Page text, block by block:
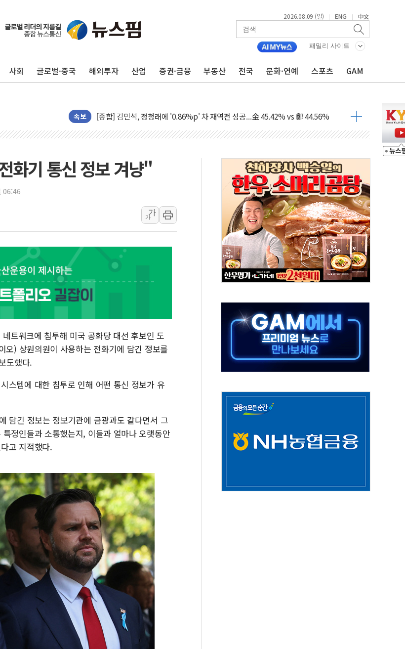
2026.08.09 (일) | ENG | 中文
패밀리 사이트
사회 글로벌·중국 해외투자 산업 증권·금융 부동산 전국 문화·연예 스포츠 GAM
속보
포항시 재난예산 40억 긴급 투입…고수온 양식장 복구·지원 '총력'
[종합] 김민석, 정청래에 '0.86%p' 차 재역전 성공...金 45.42% vs 鄭 44.56%
인천 합동연설회 나선 송영길·정청래·김민석 당대표 후보
인사하는 김민석 당대표 후보
[속보] 민주, 제주·인천 경선 결과 발표...김민석 47.75% 정청래 42.08%
[속보] 민주, 인천 경선 결과 발표...김민석 45.09% 정청래 43.27% 송영길 11.63%
[속보] 민주, 제주 경선 결과 발표...김민석 52.64% 정청래 39.89% 송영길 7.47%
이번주 국내 주요 금융일정(8.10~8.14)
美, 이란전 출구전략 만지작…공습 한계·탄약 부족 현실화
강릉·동해·삼척 시간당 최대 50㎜ 폭우…강원 동해안 강한 비 이어져
폐기물 수거하다 참변…60대 환경미화원 수거차에 치여 사망
서울 중랑구 주택가서 흉기 난동…60대 남성 2명 숨져
여수 오동도 인근 해상서 모터보트 전복…1명 사망·1명 실종
추미애, '위안부' 피해자 기림의 날 참석..."국제적 시민 연대로 목소리 내야"
인천 선재도 갯벌서 해루질 중 실종 60대 나흘만에 숨진 채 발견
인천서 말다툼 중 어머니 흉기 살해 10대 아들 체포
화기 통신 정보 겨냥"
06:46
가
가
트워크에 침투해 미국 공화당 대선 후보인 도
) 상원의원이 사용하는 전화기에 담긴 정보를
도했다.
스템에 대한 침투로 인해 어떤 통신 정보가 유
담긴 정보는 정보기관에 금광과도 같다면서 그
정인들과 소통했는지, 이들과 얼마나 오랫동안
고 지적했다.